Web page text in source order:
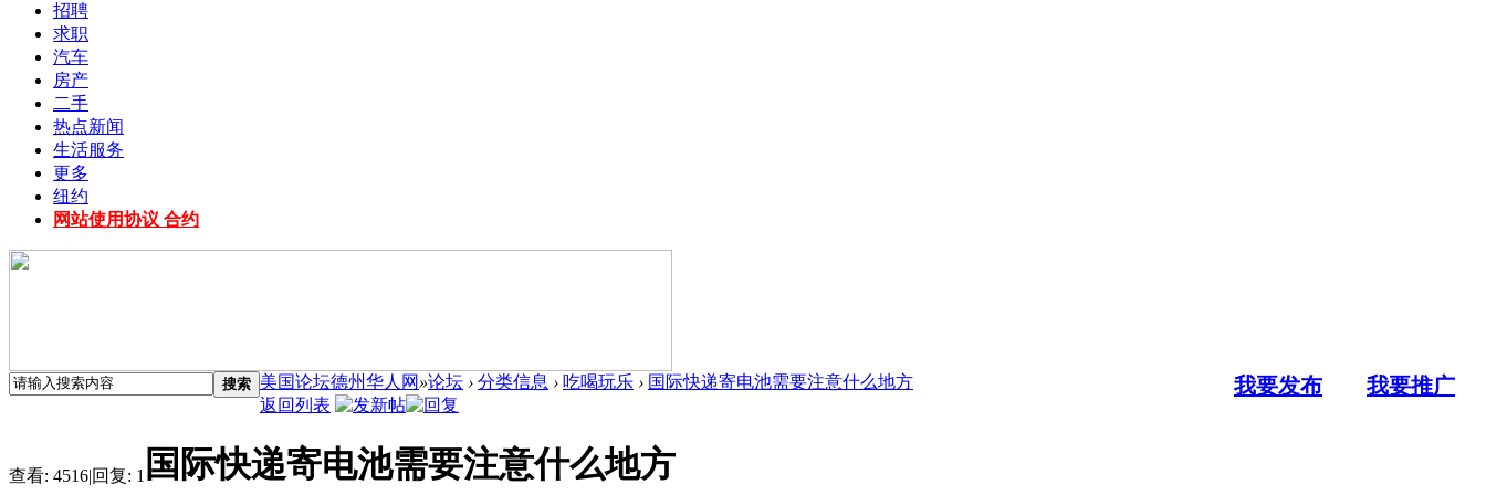
招聘
求职
汽车
房产
二手
热点新闻
生活服务
更多
纽约
网站使用协议 合约
搜索 我要发布 我要推广
美国论坛德州华人网 »论坛 › 分类信息 › 吃喝玩乐 › 国际快递寄电池需要注意什么地方
返回列表
查看: 4516|回复: 1 国际快递寄电池需要注意什么地方